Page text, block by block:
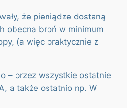
że pieniądze dostaną
obecna broń w minimum
(a więc praktycznie z
– przez wszystkie ostatnie
a także ostatnio np. W